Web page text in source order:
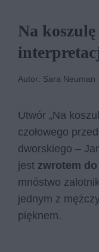
Na
Autor: Sara Neuman
Utwór „Na
czołowego
dworskiego –
jest zwrotem
mnóstwo
jednym z
pięknem.